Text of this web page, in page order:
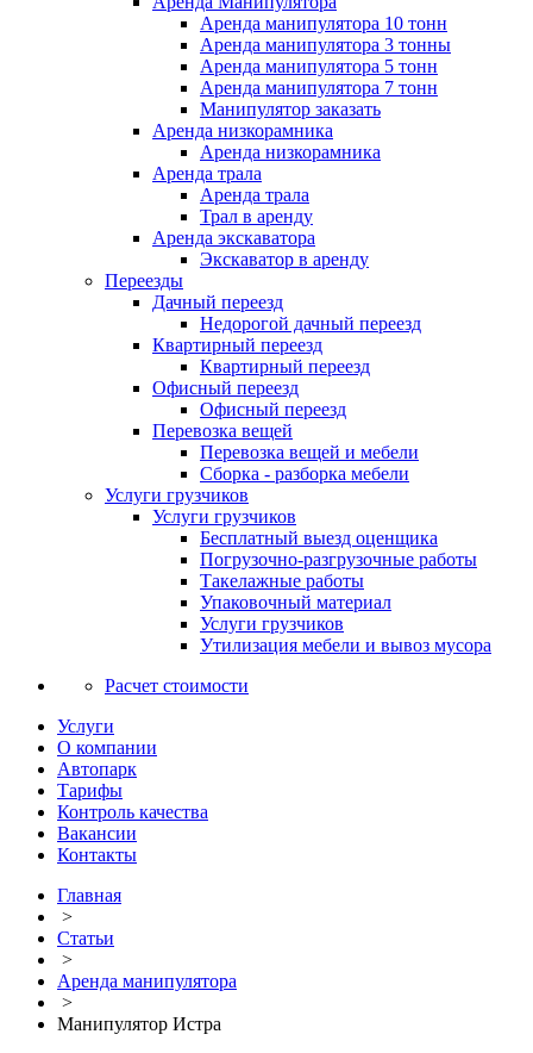
Аренда манипулятора 10 тонн
Аренда манипулятора 3 тонны
Аренда манипулятора 5 тонн
Аренда манипулятора 7 тонн
Манипулятор заказать
Аренда низкорамника
Аренда низкорамника
Аренда трала
Аренда трала
Трал в аренду
Аренда экскаватора
Экскаватор в аренду
Переезды
Дачный переезд
Недорогой дачный переезд
Квартирный переезд
Квартирный переезд
Офисный переезд
Офисный переезд
Перевозка вещей
Перевозка вещей и мебели
Сборка - разборка мебели
Услуги грузчиков
Услуги грузчиков
Бесплатный выезд оценщика
Погрузочно-разгрузочные работы
Такелажные работы
Упаковочный материал
Услуги грузчиков
Утилизация мебели и вывоз мусора
Расчет стоимости
Услуги
О компании
Автопарк
Тарифы
Контроль качества
Вакансии
Контакты
Главная
>
Статьи
>
Аренда манипулятора
>
Манипулятор Истра